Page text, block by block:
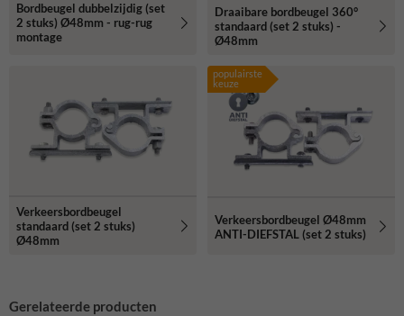
Bordbeugel dubbelzijdig (set
2 stuks) Ø48mm - rug-rug
montage
Draaibare bordbeugel 360°
standaard (set 2 stuks) -
Ø48mm
Verkeersbordbeugel
standaard (set 2 stuks)
Ø48mm
populairste
keuze
Verkeersbordbeugel Ø48mm
ANTI-DIEFSTAL (set 2 stuks)
Gerelateerde producten